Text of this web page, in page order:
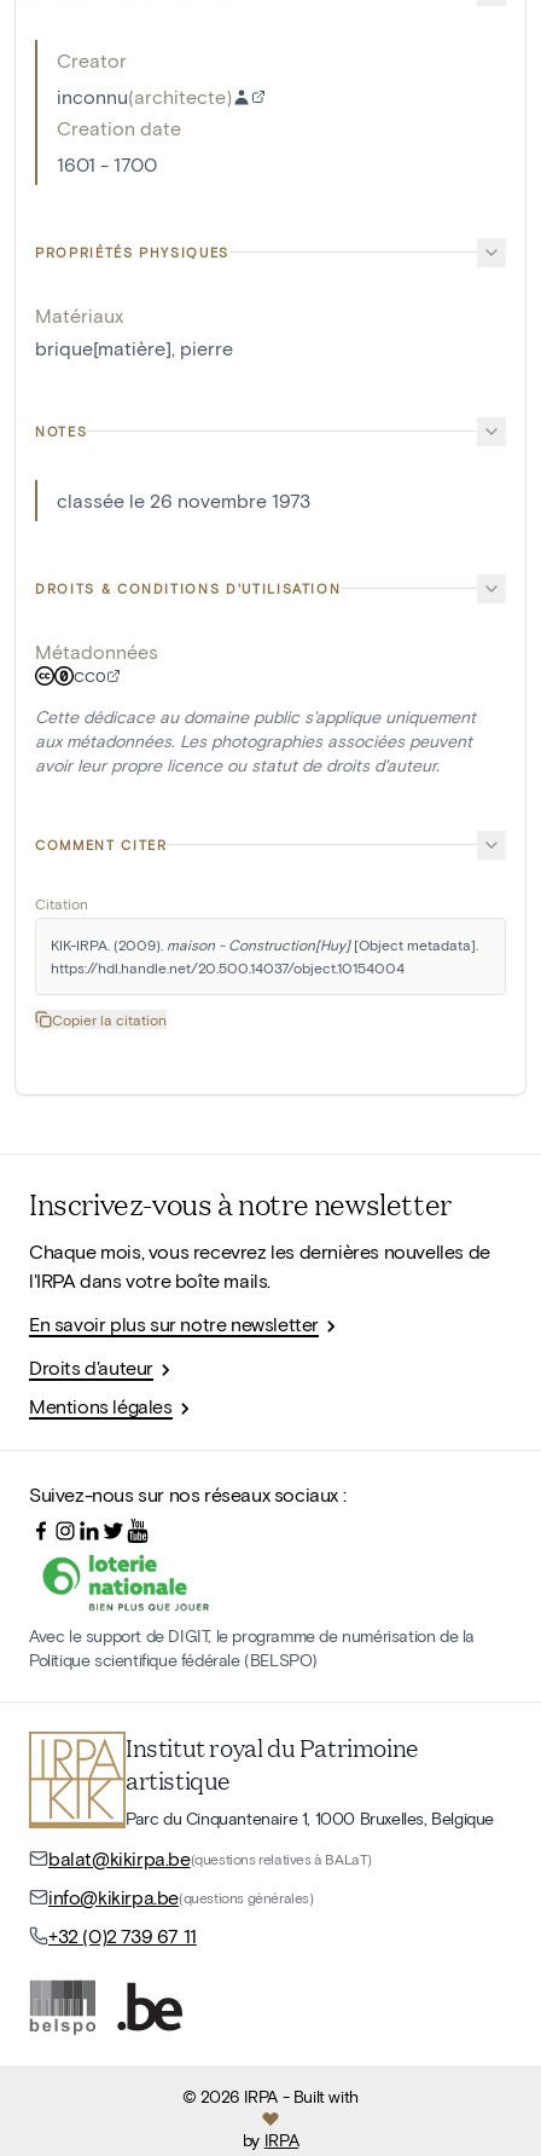
Creator
inconnu(architecte)
Creation date
1601 - 1700
PROPRIÉTÉS PHYSIQUES
Matériaux
brique[matière], pierre
NOTES
classée le 26 novembre 1973
DROITS & CONDITIONS D'UTILISATION
Métadonnées
CC0
Cette dédicace au domaine public s'applique uniquement
aux métadonnées. Les photographies associées peuvent
avoir leur propre licence ou statut de droits d'auteur.
COMMENT CITER
Citation
KIK-IRPA. (2009). maison - Construction[Huy] [Object metadata].
https://hdl.handle.net/20.500.14037/object.10154004
Copier la citation
Inscrivez-vous à notre newsletter
Chaque mois, vous recevrez les dernières nouvelles de
l'IRPA dans votre boîte mails.
En savoir plus sur notre newsletter
Droits d'auteur
Mentions légales
Suivez-nous sur nos réseaux sociaux :
Avec le support de DIGIT, le programme de numérisation de la
Politique scientifique fédérale (BELSPO)
Institut royal du Patrimoine
artistique
Parc du Cinquantenaire 1, 1000 Bruxelles, Belgique
balat@kikirpa.be(questions relatives à BALaT)
info@kikirpa.be(questions générales)
+32 (0)2 739 67 11
©2026 IRPA- Built with
by IRPA